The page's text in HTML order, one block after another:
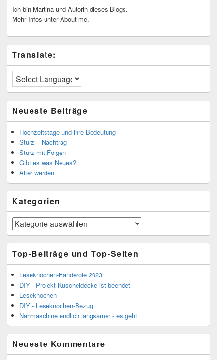
Ich bin Martina und Autorin dieses Blogs.
Mehr Infos unter About me.
Translate:
Neueste Beiträge
Hochzeitstage und ihre Bedeutung
Sturz – Nachtrag
Sturz mit Folgen
Gibt es was Neues?
Älter werden
Kategorien
Kategorien
Top-Beiträge und Top-Seiten
Leseknochen-Banderole 2023
DIY - Projekt Kuscheldecke ist beendet
Leseknochen
DIY - Leseknochen-Bezug
Nähmaschine endlich langsamer - es geht
Neueste Kommentare